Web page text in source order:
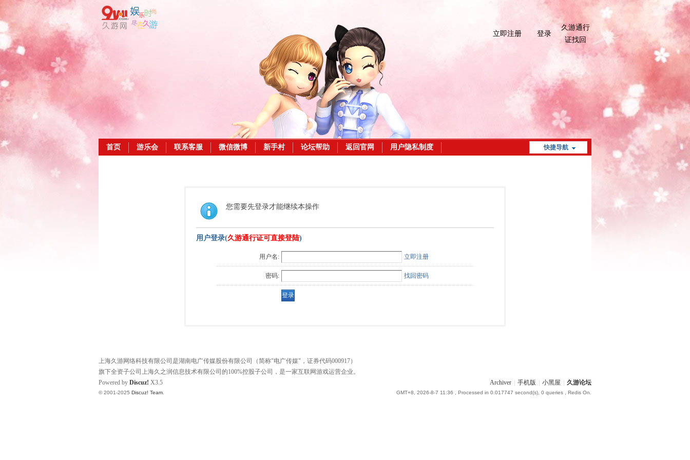
立即注册 登录
久游通行
证找回
快捷导航
首页 游乐会 联系客服 微信微博 新手村 论坛帮助 返回官网 用户隐私制度
您需要先登录才能继续本操作
用户登录(久游通行证可直接登陆)
用户名: 立即注册
密码: 找回密码
上海久游网络科技有限公司是湖南电广传媒股份有限公司（简称"电广传媒"，证券代码000917）
旗下全资子公司上海久之润信息技术有限公司的100%控股子公司，是一家互联网游戏运营企业。
Archiver
手机版 小黑屋 久游论坛
GMT+8, 2026-8-7 11:36 , Processed in 0.017747 second(s), 0 queries , Redis On.
Powered by Discuz! X3.5
© 2001-2025 Discuz! Team